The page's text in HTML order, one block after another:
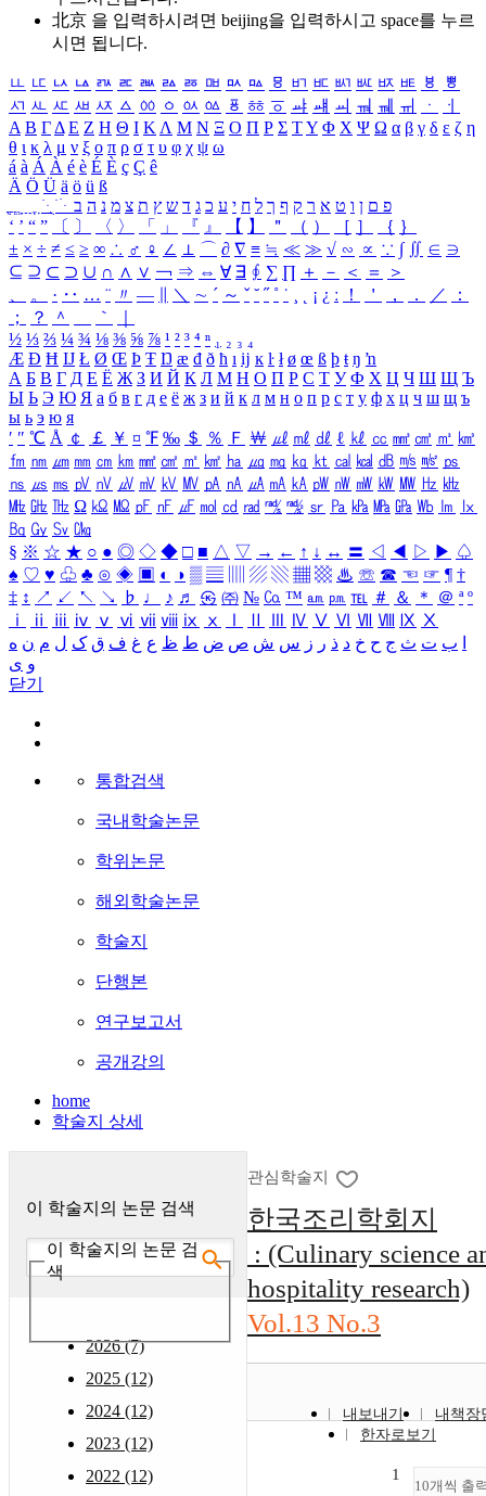
北京 을 입력하시려면 beijing을 입력하시고 space를 누르
시면 됩니다.
ㅥ ㅦ ㅧ ㅨ ㅩ ㅪ ㅫ ㅬ ㅭ ㅮ ㅯ ㅰ ㅱ ㅲ ㅳ ㅴ ㅵ ㅶ ㅷ ㅸ
ㅹ
ㅺ ㅻ ㅼ ㅽ ㅾ ㅿ ㆀ ㆁ ㆂ ㆃ ㆄ ㆅ ㆆ ㆇ ㆈ ㆉ ㆊ ㆋ ㆌ ㆍ
ㆎ
Α Β ΓΔ Ε Ζ Η Θ Ι ΚΛ Μ Ν Ξ Ο Π Ρ Σ ΤΥ Φ Χ Ψ Ω α β γ δ ε ζ η
θ ι κ λ μ ν ξ ο π ρ σ τ υ φ χ ψ ω
á à Á À é è É È ç Ç ê
Ä Ö Ü ä ö ü ß
ִֶֹ ֻּ ׁׂ פ ם ן ו ט א ר ק ף ך ל ח י ע כ ג ד ש ץ ת צ מ נ ה ב
‘ ’ “ ” 〔 〕 〈 〉 「 」 『 』 【 】 ＂ （ ） ［ ］ ｛ ｝
± × ÷ ≠ ≤ ≥ ∞ ∴ ♂ ♀ ∠ ⊥ ⌒ ∂ ∇ ≡ ≒ ≪ ≫ √ ∽ ∝ ∵ ∫ ∬ ∈ ∋
⊆ ⊇ ⊂ ⊃ ∪ ∩ ∧ ∨ ￢ ⇒ ⇔ ∀ ∃ ∮ ∑ ∏ ＋ － ＜ ＝
＞
、
。 · ‥ … ¨ 〃 ― ＼ ∼ ´ ～ ˇ ˘ ˝ ˚ ˙ ¸ ¡ ¿ ː ！ ＇ ， ． ／
：
；
？ ＾ ｀
½ ⅓ ⅔ ¼ ¾ ⅛ ⅜ ⅝ ⅞ ¹ ² ³ ⁴ ⁿ ₁ ₂ ₃ ₄
Æ Ð Ħ Ĳ Ł Ø Œ Þ Ŧ Ŋ æ đ ð ħ ı ĳ ĸ ŀ ł ø œ ß þ ŧ ŋ ŉ
А Б В Г Д Е Ё Ж З И Й К Л М Н О П Р С Т У Ф Х Ц Ч Ш Щ Ъ
Ы Ь Э Ю Я а б в г д е ё ж з и й к л м н о п р с т у ф х ц ч ш щ ъ
ы ь э ю я
′ ″ ℃ Å ￠ ￡ ￥ ¤ ℉ ‰ ＄ ％ Ｆ ￦ ㎕ ㎖ ㎗ ℓ ㎘ ㏄ ㎣ ㎤ ㎥ ㎦
㎙ ㎚ ㎛ ㎜ ㎝ ㎞ ㎟ ㎠ ㎡ ㎢ ㏊ ㎍ ㎎ ㎏ ㏏ ㎈ ㎉ ㏈ ㎧ ㎨ ㎰
㎱ ㎲ ㎳ ㎴ ㎵ ㎶ ㎷ ㎸ ㎹ ㎀ ㎁ ㎂ ㎃ ㎄ ㎺ ㎻ ㎽ ㎾ ㎿ ㎐ ㎑
㎒ ㎓ ㎔ Ω ㏀ ㏁ ㎊ ㎋ ㎌ ㏖ ㏅ ㎭ ㎮ ㎯ ㏛ ㎩ ㎪ ㎫ ㎬ ㏝ ㏐
㏓
㏃ ㏉ ㏜ ㏆
§ ※ ☆ ★ ○ ● ◎ ◇ ◆ □ ■ △ ▽ → ← ↑ ↓ ↔ 〓 ◁ ◀ ▷ ▶ ♤
♠ ♡ ♥ ♧ ♣ ⊙ ◈ ▣ ◐ ◑ ▒ ▤ ▨ ▧ ▦ ▩ ♨ ☏ ☎ ☜ ☞ ¶ †
‡ ↕ ↗ ↙ ↖ ↘ ♭ ♩ ♪ ♬ ㉿ ㈜ № ㏇ ™ ㏂ ㏘ ℡ ＃ ＆ ＊ ＠ ª º
ⅰ
ⅱ ⅲ ⅳ ⅴ ⅵ ⅶ ⅷ ⅸ ⅹ Ⅳ Ⅴ Ⅵ Ⅶ Ⅷ Ⅸ Ⅹ
ب ت ث ج ح خ د ذ ر ز س ش ص ض ط ظ ع غ ف ق ک ل م ن ه
و ی
닫기
통합검색
국내학술논문
학위논문
해외학술논문
학술지
단행본
연구보고서
공개강의
home
학술지 상세
이 학술지의 논문 검색
이 학술지의 논문 검
색
2026 (7)
2025 (12)
2024 (12)
2023 (12)
2022 (12)
관심학술지
한국조리학회지
: (Culinary science
hospitality research)
Vol.13 No.3
내보내기
내책장
한자로보기
10개씩 출
1